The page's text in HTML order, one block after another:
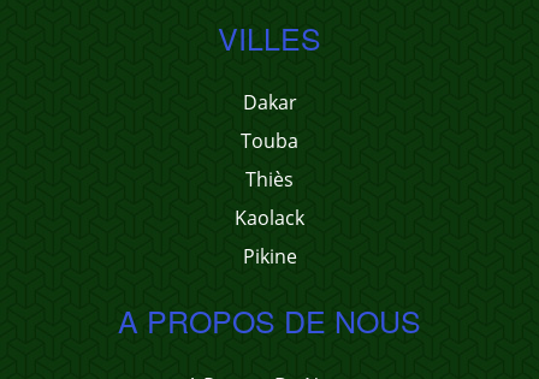
VILLES
Dakar
Touba
Thiès
Kaolack
Pikine
A PROPOS DE NOUS